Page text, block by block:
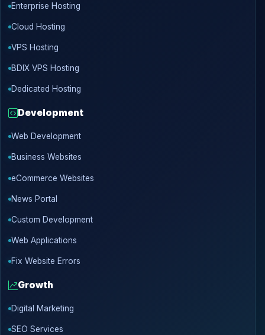
Enterprise Hosting
Cloud Hosting
VPS Hosting
BDIX VPS Hosting
Dedicated Hosting
Development
Web Development
Business Websites
eCommerce Websites
News Portal
Custom Development
Web Applications
Fix Website Errors
Growth
Digital Marketing
SEO Services